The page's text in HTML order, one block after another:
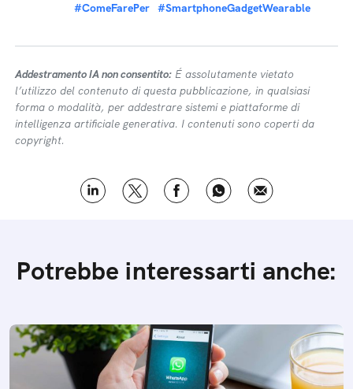
#ComeFarePer #SmartphoneGadgetWearable
Addestramento IA non consentito: É assolutamente vietato
l’utilizzo del contenuto di questa pubblicazione, in qualsiasi
forma o modalità, per addestrare sistemi e piattaforme di
intelligenza artificiale generativa. I contenuti sono coperti da
copyright.
Potrebbe interessarti anche: